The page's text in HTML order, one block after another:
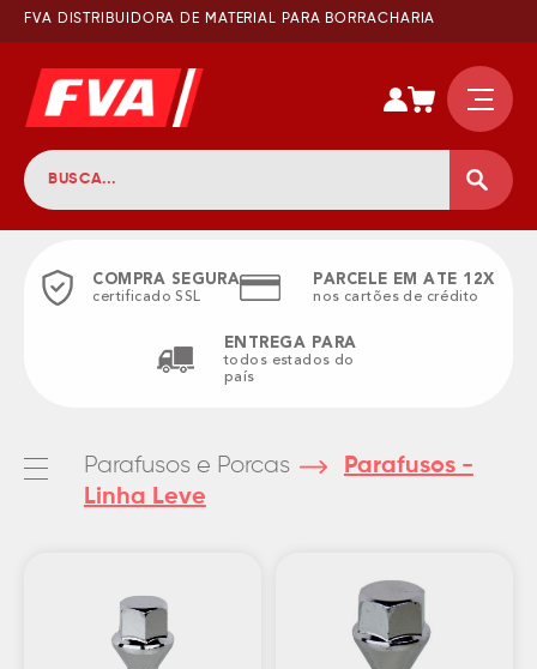
FVA DISTRIBUIDORA DE MATERIAL PARA BORRACHARIA
COMPRA SEGURA
certificado SSL
PARCELE EM ATE 12X
nos cartões de crédito
ENTREGA PARA
todos estados do
país
Parafusos e Porcas
Parafusos -
Linha Leve